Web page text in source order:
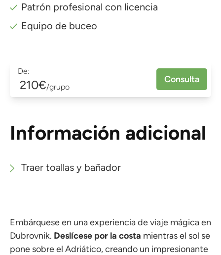
Patrón profesional con licencia
Equipo de buceo
De:
210€/grupo
Consulta
Información adicional
Traer toallas y bañador
Embárquese en una experiencia de viaje mágica en
Dubrovnik. Deslícese por la costa mientras el sol se
pone sobre el Adriático, creando un impresionante